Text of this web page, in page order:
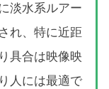
淡水系ルアー
れ、特に近距
具合は映像映
人には最適で